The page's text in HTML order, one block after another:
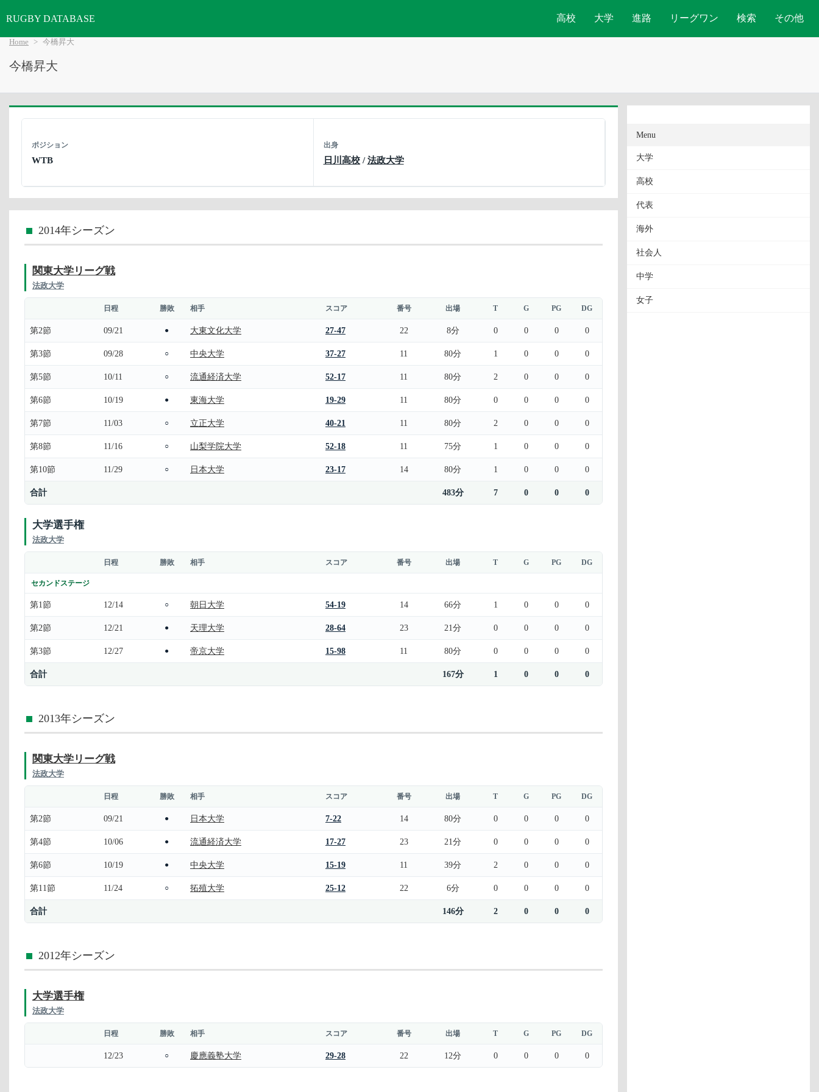
RUGBY DATABASE 高校 大学 進路 リーグワン 検索 その他
Home 今橋昇大
今橋昇大
ポジション
WTB
出身
日川高校/法政大学
2014年シーズン
関東大学リーグ戦
法政大学
日程 勝敗 相手 スコア 番号 出場 T G PG DG
第2節 09/21 ● 大東文化大学 27-47 22 8分 0 0 0 0
第3節 09/28 ○ 中央大学 37-27 11 80分 1 0 0 0
第5節 10/11 ○ 流通経済大学 52-17 11 80分 2 0 0 0
第6節 10/19 ● 東海大学 19-29 11 80分 0 0 0 0
第7節 11/03 ○ 立正大学 40-21 11 80分 2 0 0 0
第8節 11/16 ○ 山梨学院大学 52-18 11 75分 1 0 0 0
第10節 11/29 ○ 日本大学 23-17 14 80分 1 0 0 0
合計 483分 7 0 0 0
大学選手権
法政大学
日程 勝敗 相手 スコア 番号 出場 T G PG DG
セカンドステージ
第1節 12/14 ○ 朝日大学 54-19 14 66分 1 0 0 0
第2節 12/21 ● 天理大学 28-64 23 21分 0 0 0 0
第3節 12/27 ● 帝京大学 15-98 11 80分 0 0 0 0
合計 167分 1 0 0 0
2013年シーズン
関東大学リーグ戦
法政大学
日程 勝敗 相手 スコア 番号 出場 T G PG DG
第2節 09/21 ● 日本大学 7-22 14 80分 0 0 0 0
第4節 10/06 ● 流通経済大学 17-27 23 21分 0 0 0 0
第6節 10/19 ● 中央大学 15-19 11 39分 2 0 0 0
第11節 11/24 ○ 拓殖大学 25-12 22 6分 0 0 0 0
合計 146分 2 0 0 0
2012年シーズン
大学選手権
法政大学
日程 勝敗 相手 スコア 番号 出場 T G PG DG
12/23 ○ 慶應義塾大学 29-28 22 12分 0 0 0 0
Menu
大学
高校
代表
海外
社会人
中学
女子